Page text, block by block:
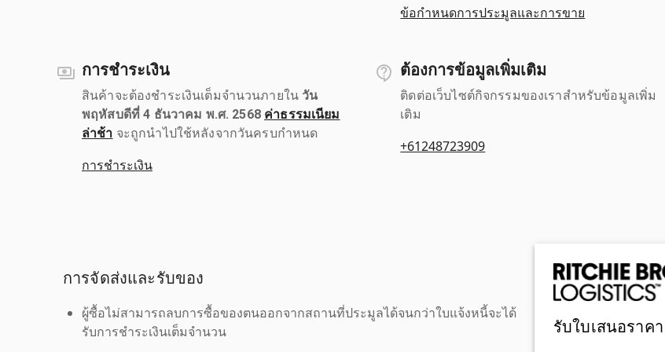
ข้อกำหนดการประมูลและการขาย
การชำระเงิน
สินค้าจะต้องชำระเงินเต็มจำนวนภายใน วัน
พฤหัสบดีที่ 4 ธันวาคม พ.ศ. 2568 ค่าธรรมเนียม
ล่าช้า จะถูกนำไปใช้หลังจากวันครบกำหนด
การชำระเงิน
ต้องการข้อมูลเพิ่มเติม
ติดต่อเว็บไซต์กิจกรรมของเราสำหรับข้อมูลเพิ่ม
เติม
+61248723909
การจัดส่งและรับของ
ผู้ซื้อไม่สามารถลบการซื้อของตนออกจากสถานที่ประมูลได้จนกว่าใบแจ้งหนี้จะได้
รับการชำระเงินเต็มจำนวน
รับใบเสนอราคา